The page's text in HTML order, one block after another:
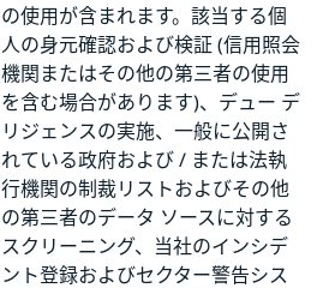
の使用が含まれます。該当する個
人の身元確認および検証 (信用照会
機関またはその他の第三者の使用
を含む場合があります)、デュー デ
リジェンスの実施、一般に公開さ
れている政府および / または法執
行機関の制裁リストおよびその他
の第三者のデータ ソースに対する
スクリーニング、当社のインシデ
ント登録およびセクター警告シス